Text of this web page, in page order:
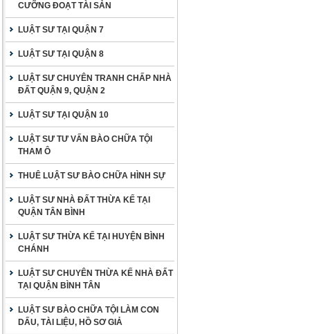
CƯỠNG ĐOẠT TÀI SẢN
LUẬT SƯ TẠI QUẬN 7
LUẬT SƯ TẠI QUẬN 8
LUẬT SƯ CHUYÊN TRANH CHẤP NHÀ
ĐẤT QUẬN 9, QUẬN 2
LUẬT SƯ TẠI QUẬN 10
LUẬT SƯ TƯ VẤN BÀO CHỮA TỘI
THAM Ô
THUÊ LUẬT SƯ BÀO CHỮA HÌNH SỰ
LUẬT SƯ NHÀ ĐẤT THỪA KẾ TẠI
QUẬN TÂN BÌNH
LUẬT SƯ THỪA KẾ TẠI HUYỆN BÌNH
CHÁNH
LUẬT SƯ CHUYÊN THỪA KẾ NHÀ ĐẤT
TẠI QUẬN BÌNH TÂN
LUẬT SƯ BÀO CHỮA TỘI LÀM CON
DẤU, TÀI LIỆU, HỒ SƠ GIẢ